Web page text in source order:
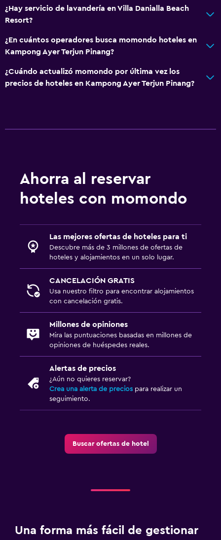
¿Hay servicio de lavandería en Villa Danialla Beach
Resort?
¿En cuántos operadores busca momondo hoteles en
Kampong Ayer Terjun Pinang?
¿Cuándo actualizó momondo por última vez los
precios de hoteles en Kampong Ayer Terjun Pinang?
Ahorra al reservar
hoteles con momondo
Las mejores ofertas de hoteles para ti
Descubre más de 3 millones de ofertas de
hoteles y alojamientos en un solo lugar.
CANCELACIÓN GRATIS
Usa nuestro filtro para encontrar alojamientos
con cancelación gratis.
Millones de opiniones
Mira las puntuaciones basadas en millones de
opiniones de huéspedes reales.
Alertas de precios
¿Aún no quieres reservar?
Crea una alerta de precios para realizar un
seguimiento.
Buscar ofertas de hotel
Una forma más fácil de gestionar